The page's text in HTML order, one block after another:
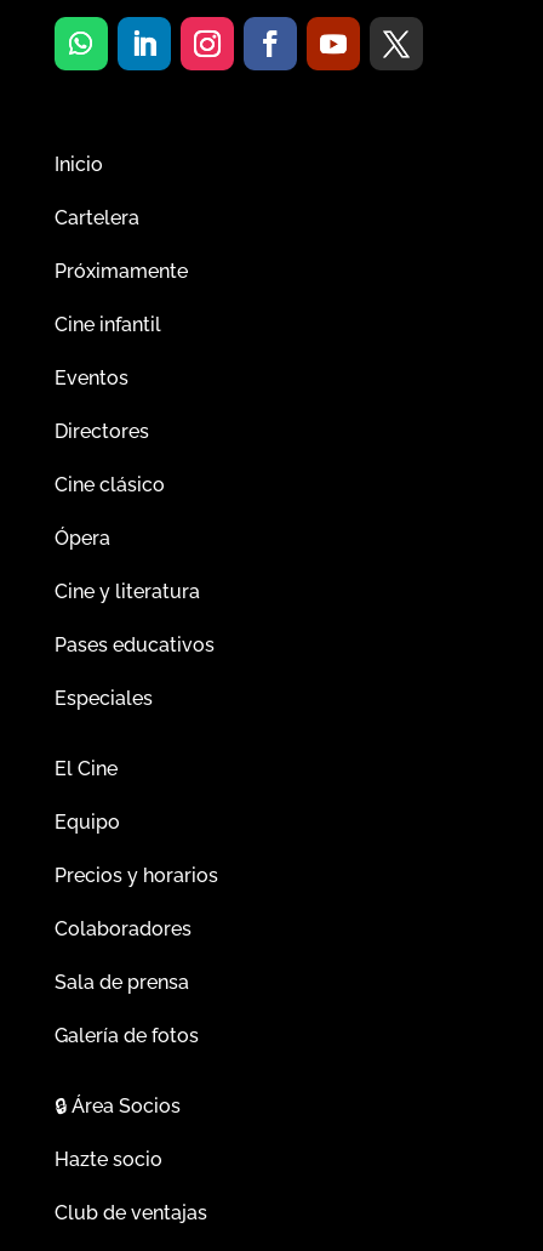
Inicio
Cartelera
Próximamente
Cine infantil
Eventos
Directores
Cine clásico
Ópera
Cine y literatura
Pases educativos
Especiales
El Cine
Equipo
Precios y horarios
Colaboradores
Sala de prensa
Galería de fotos
🔒Área Socios
Hazte socio
Club de ventajas